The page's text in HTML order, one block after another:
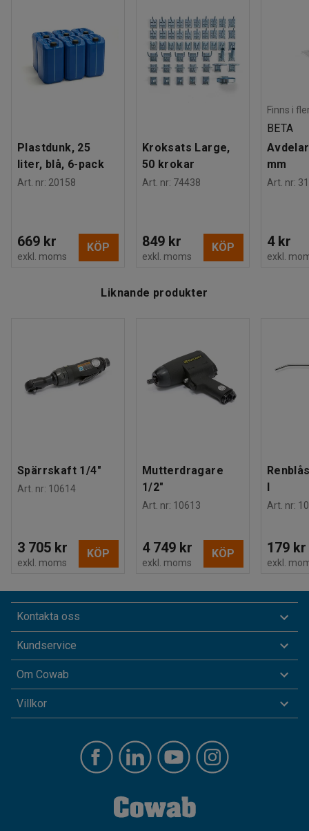
Plastdunk, 25
liter, blå, 6-pack
Art. nr: 20158
669 kr
exkl. moms
KÖP
Kroksats Large,
50 krokar
Art. nr: 74438
849 kr
exkl. moms
KÖP
Finns i
BETA
mm
Art. nr:
4 kr
exkl.
Liknande produkter
Spärrskaft 1/4"
Art. nr: 10614
3 705 kr
exkl. moms
KÖP
Mutterdragare
1/2"
Art. nr: 10613
4 749 kr
exkl. moms
KÖP
l
Art. nr:
179 kr
exkl.
Kontakta oss
Kundservice
Om Cowab
Villkor